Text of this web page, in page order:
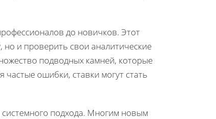
до новичков. Этот
и проверить свои аналитические
подводных камней, которые
ошибки, ставки могут стать
подхода. Многим новым